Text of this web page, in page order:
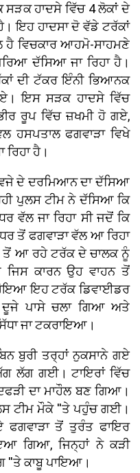
ਹਾਦਸੇ ਵਿੱਚ 4 ਲੋਕਾਂ ਦੇ
ਇਹ ਹਾਦਸਾ ਦੋ ਵੱਡੇ ਟਰੱਕਾਂ
ਹੈ ਵਿਚਕਾਰ ਆਹਮੋ-ਸਾਹਮਣੇ
ਦੱਸਿਆ ਜਾ ਰਿਹਾ ਹੈ।
ਦੀ ਟੱਕਰ ਇੰਨੀ ਭਿਆਨਕ
ਇਸ ਸੜਕ ਹਾਦਸੇ ਵਿੱਚ
ਰੂਪ ਵਿੱਚ ਜ਼ਖਮੀ ਹੋ ਗਏ,
ਹਸਪਤਾਲ ਫਗਵਾੜਾ ਵਿਖੇ
ਹੈ।
ਵਜੇ ਦੇ ਦਰਮਿਆਨ ਦਾ ਦੱਸਿਆ
ਪੁਲਸ ਟੀਮ ਨੇ ਦੱਸਿਆ ਕਿ
ਵੱਲ ਜਾ ਰਿਹਾ ਸੀ ਜਦੋਂ ਕਿ
ਤੋਂ ਫਗਵਾੜਾ ਵੱਲ ਆ ਰਿਹਾ
ਤੋਂ ਆ ਰਹੇ ਟਰੱਕ ਦੇ ਚਾਲਕ ਨੂੰ
ਕਾਰਨ ਉਹ ਵਾਹਨ ਤੋਂ
ਇਹ ਟਰੱਕ ਡਿਵਾਈਡਰ
ਪਾਸੇ ਚਲਾ ਗਿਆ ਅਤੇ
ਜਾ ਟਕਰਾਇਆ।
ਬੁਰੀ ਤਰ੍ਹਾਂ ਨੁਕਸਾਨੇ ਗਏ
ਲੱਗ ਗਈ। ਟਾਇਰਾਂ ਵਿੱਚ
ਦਾ ਮਾਹੌਲ ਬਣ ਗਿਆ।
ਟੀਮ ਮੌਕੇ ''ਤੇ ਪਹੁੰਚ ਗਈ।
ਫਗਵਾੜਾ ਤੋਂ ਤੁਰੰਤ ਫਾਇਰ
ਗਿਆ, ਜਿਨ੍ਹਾਂ ਨੇ ਕੜੀ
''ਤੇ ਕਾਬੂ ਪਾਇਆ।